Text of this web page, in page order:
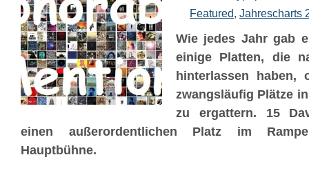
Featured, Jahrescharts
Wie jedes Jahr gab
einige Platten, die
hinterlassen haben,
zwangsläufig Plätze
zu ergattern. 15
einen außerordentlichen Platz im
Hauptbühne.